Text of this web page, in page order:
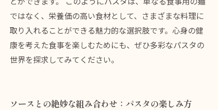
ではなく、栄養価の高い食材として、さまざまな料理に
取り入れることができる魅力的な選択肢です。心身の健
康を考えた食事を楽しむためにも、ぜひ多彩なパスタの
世界を探求してみてください。
ソースとの絶妙な組み合わせ：パスタの楽しみ方